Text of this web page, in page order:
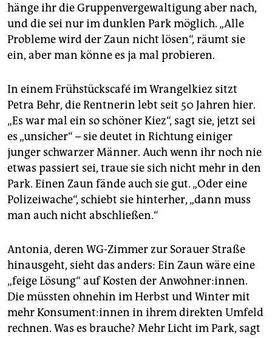
hänge ihr die Gruppenvergewaltigung aber nach,
und die sei nur im dunklen Park möglich. „Alle
Probleme wird der Zaun nicht lösen“, räumt sie
ein, aber man könne es ja mal probieren.
In einem Frühstückscafé im Wrangelkiez sitzt
Petra Behr, die Rentnerin lebt seit 50 Jahren hier.
„Es war mal ein so schöner Kiez“, sagt sie, jetzt sei
es „unsicher“ – sie deutet in Richtung einiger
junger schwarzer Männer. Auch wenn ihr noch nie
etwas passiert sei, traue sie sich nicht mehr in den
Park. Einen Zaun fände auch sie gut. „Oder eine
Polizeiwache“, schiebt sie hinterher, „dann muss
man auch nicht abschließen.“
Antonia, deren WG-Zimmer zur Sorauer Straße
hinausgeht, sieht das anders: Ein Zaun wäre eine
„feige Lösung“ auf Kosten der Anwohner:innen.
Die müssten ohnehin im Herbst und Winter mit
mehr Kon­su­men­t:in­nen in ihrem direkten Umfeld
rechnen. Was es brauche? Mehr Licht im Park, sagt